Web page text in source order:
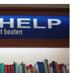
cuốn sách ưng ý